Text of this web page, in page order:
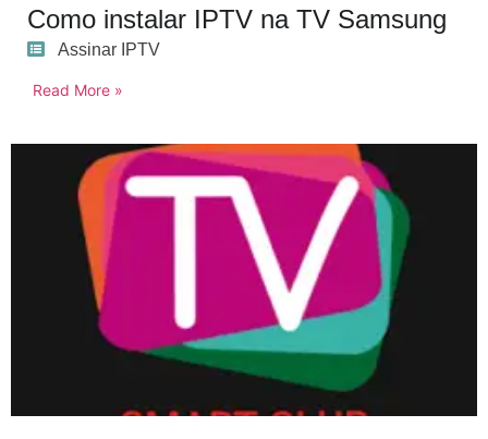
Como instalar IPTV na TV Samsung
Assinar IPTV
Read More »